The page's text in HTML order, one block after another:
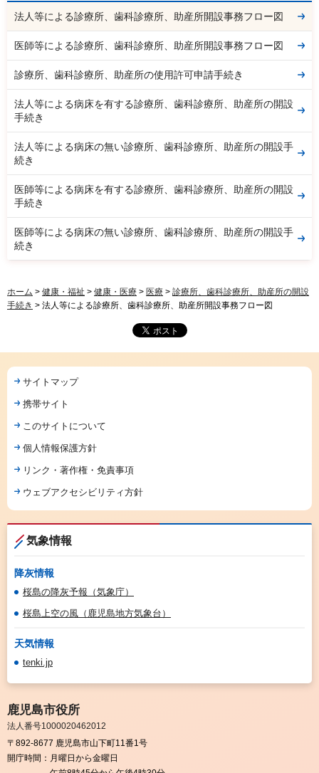
法人等による診療所、歯科診療所、助産所開設事務フロー図
医師等による診療所、歯科診療所、助産所開設事務フロー図
診療所、歯科診療所、助産所の使用許可申請手続き
法人等による病床を有する診療所、歯科診療所、助産所の開設
手続き
法人等による病床の無い診療所、歯科診療所、助産所の開設手
続き
医師等による病床を有する診療所、歯科診療所、助産所の開設
手続き
医師等による病床の無い診療所、歯科診療所、助産所の開設手
続き
ホーム > 健康・福祉 > 健康・医療 > 医療 > 診療所、歯科診療所、助産所の開設
手続き > 法人等による診療所、歯科診療所、助産所開設事務フロー図
サイトマップ
携帯サイト
このサイトについて
個人情報保護方針
リンク・著作権・免責事項
ウェブアクセシビリティ方針
気象情報
降灰情報
桜島の降灰予報（気象庁）
桜島上空の風（鹿児島地方気象台）
天気情報
tenki.jp
鹿児島市役所
法人番号1000020462012
〒892-8677 鹿児島市山下町11番1号
開庁時間： 月曜日から金曜日